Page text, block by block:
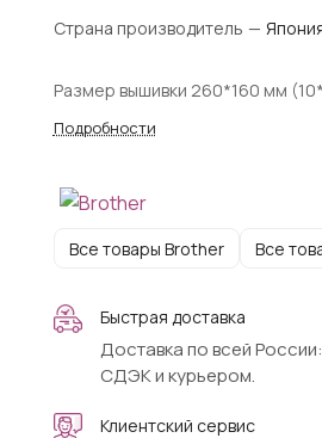
Страна производитель —
Размер вышивки 260*160 мм
Подробности
Все товары Brother Все
Быстрая доставка
Доставка по всей
СДЭК и курьером.
Клиентский сервис